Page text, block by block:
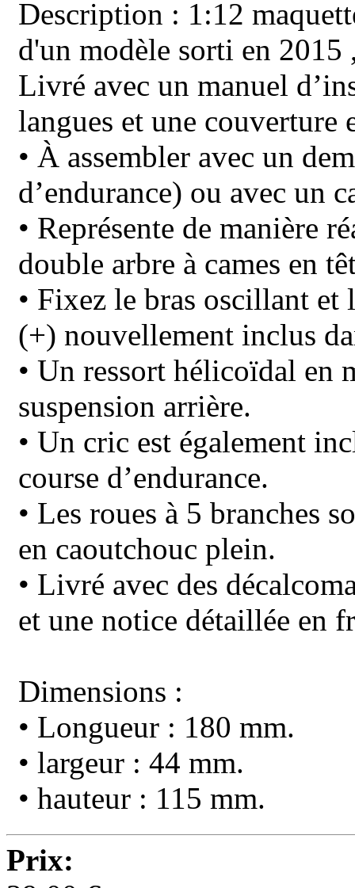
Description : 1:12
d'un modèle sorti en 2015
Livré avec un manuel
langues et une couverture
• À assembler avec un
d’endurance) ou avec un
• Représente de manière
double arbre à cames en
• Fixez le bras oscillant et
(+) nouvellement inclus
• Un ressort hélicoïdal en
suspension arrière.
• Un cric est également
course d’endurance.
• Les roues à 5 branches
en caoutchouc plein.
• Livré avec des
et une notice détaillée en
Dimensions :
• Longueur : 180 mm.
• largeur : 44 mm.
• hauteur : 115 mm.
Prix: